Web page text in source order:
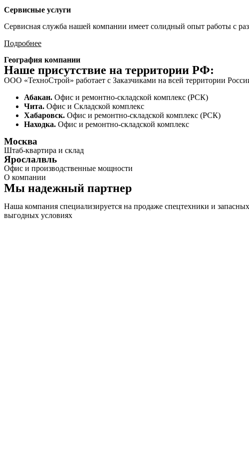
Сервисные услуги
Сервисная служба нашей компании имеет солидный опыт работы с
Подробнее
География компании
Наше присутствие на территории РФ:
ООО «ТехноСтрой» работает с Заказчиками на всей территории
Абакан. Офис и ремонтно-складской комплекс (РСК)
Чита. Офис и Складской комплекс
Хабаровск. Офис и ремонтно-складской комплекс (РСК)
Находка. Офис и ремонтно-складской комплекс
Москва
Штаб-квартира и склад
Ярослалвль
Офис и производственные мощности
О компании
Мы надежный партнер
Наша компания специализируется на продаже спецтехники и
выгодных условиях